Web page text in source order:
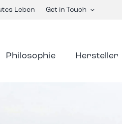
Leben Get in Touch
Philosophie Hersteller